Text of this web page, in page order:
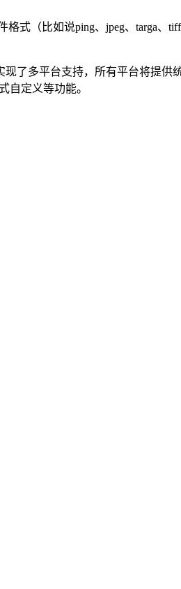
式（比如说ping、jpeg、targa、
了多平台支持，所有平台将提供
自定义等功能。